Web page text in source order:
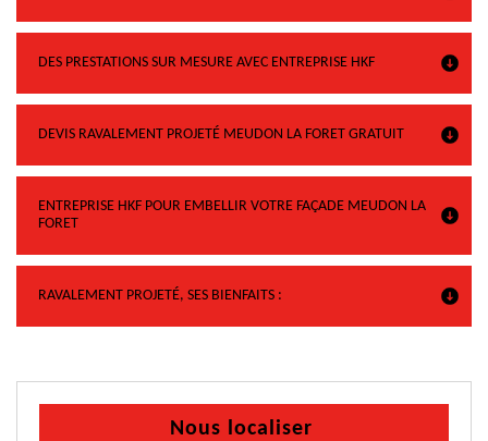
DES PRESTATIONS SUR MESURE AVEC ENTREPRISE HKF
DEVIS RAVALEMENT PROJETÉ MEUDON LA FORET GRATUIT
ENTREPRISE HKF POUR EMBELLIR VOTRE FAÇADE MEUDON LA
FORET
RAVALEMENT PROJETÉ, SES BIENFAITS :
Nous localiser